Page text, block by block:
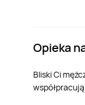
Opieka
Bliski Ci